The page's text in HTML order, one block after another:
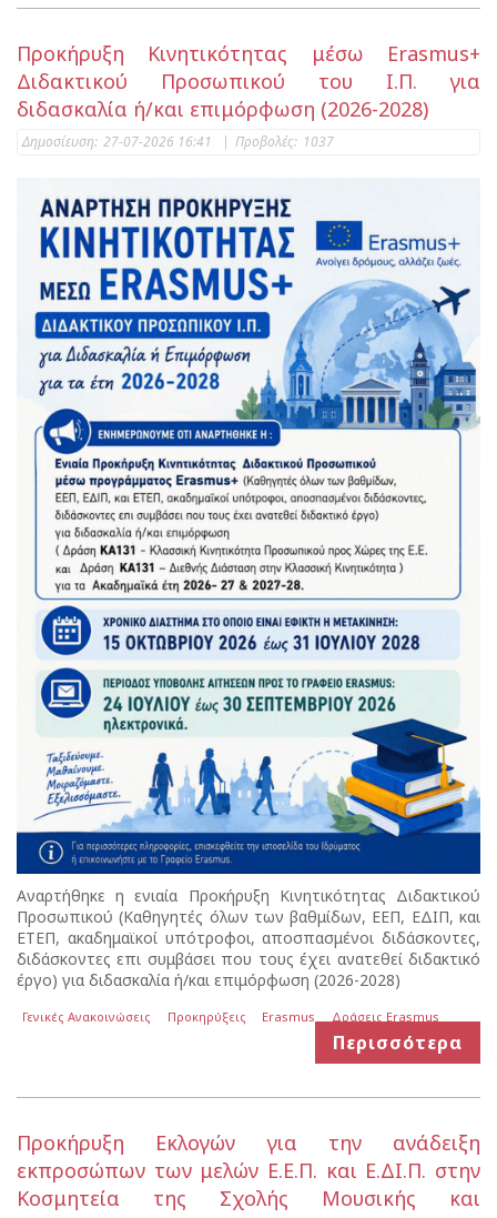
Προκήρυξη Κινητικότητας μέσω Erasmus+
Διδακτικού Προσωπικού του Ι.Π. για
διδασκαλία ή/και επιμόρφωση (2026-2028)
Δημοσίευση: 27-07-2026 16:41 | Προβολές: 1037
Αναρτήθηκε η ενιαία Προκήρυξη Κινητικότητας Διδακτικού
Προσωπικού (Καθηγητές όλων των βαθμίδων, ΕΕΠ, ΕΔΙΠ, και
ΕΤΕΠ, ακαδημαϊκοί υπότροφοι, αποσπασμένοι διδάσκοντες,
διδάσκοντες επι συμβάσει που τους έχει ανατεθεί διδακτικό
έργο) για διδασκαλία ή/και επιμόρφωση (2026-2028)
Γενικές Ανακοινώσεις Προκηρύξεις Erasmus Δράσεις Erasmus
Περισσότερα
Προκήρυξη Εκλογών για την ανάδειξη
εκπροσώπων των μελών Ε.Ε.Π. και Ε.ΔΙ.Π. στην
Κοσμητεία της Σχολής Μουσικής και